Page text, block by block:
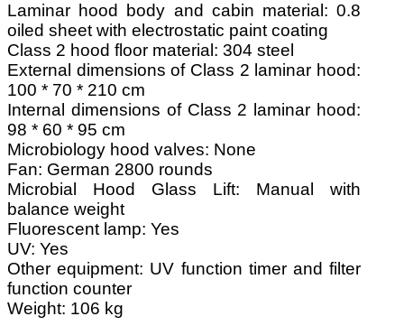
Laminar hood body and cabin material: 0.8
oiled sheet with electrostatic paint coating
Class 2 hood floor material: 304 steel
External dimensions of Class 2 laminar hood:
100 * 70 * 210 cm
Internal dimensions of Class 2 laminar hood:
98 * 60 * 95 cm
Microbiology hood valves: None
Fan: German 2800 rounds
Microbial Hood Glass Lift: Manual with
balance weight
Fluorescent lamp: Yes
UV: Yes
Other equipment: UV function timer and filter
function counter
Weight: 106 kg